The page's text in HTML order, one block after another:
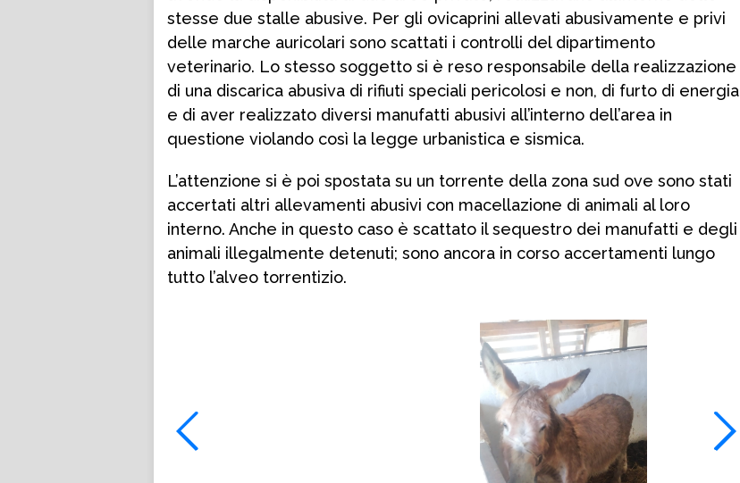
stesse due stalle abusive. Per gli ovicaprini allevati abusivamente e privi
delle marche auricolari sono scattati i controlli del dipartimento
veterinario. Lo stesso soggetto si è reso responsabile della realizzazione
di una discarica abusiva di rifiuti speciali pericolosi e non, di furto di energia
e di aver realizzato diversi manufatti abusivi all’interno dell’area in
questione violando così la legge urbanistica e sismica.
L’attenzione si è poi spostata su un torrente della zona sud ove sono stati
accertati altri allevamenti abusivi con macellazione di animali al loro
interno. Anche in questo caso è scattato il sequestro dei manufatti e degli
animali illegalmente detenuti; sono ancora in corso accertamenti lungo
tutto l’alveo torrentizio.